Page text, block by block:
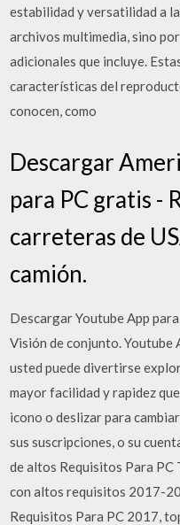
estabilidad y versatilidad a
archivos multimedia, sino
adicionales que incluye.
características del
conocen, como
Descargar
para PC gratis -
carreteras de
camión.
Descargar Youtube App
Visión de conjunto. Youtube
usted puede divertirse
mayor facilidad y rapidez
icono o deslizar para
sus suscripciones, o su
de altos Requisitos Para PC
con altos requisitos 2017-
Requisitos Para PC 2017,